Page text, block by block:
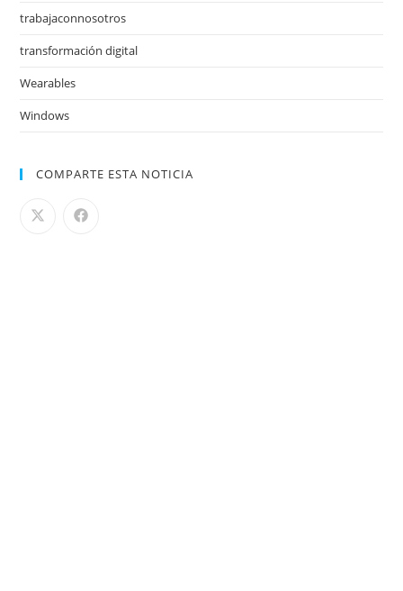
trabajaconnosotros
transformación digital
Wearables
Windows
COMPARTE ESTA NOTICIA